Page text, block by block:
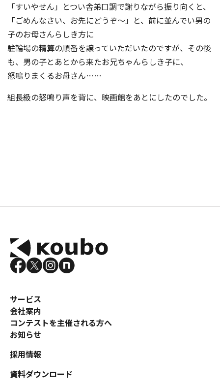
「すいやせん」とつい舎弟口調で謝りながら振り向くと、
「ごめんなさい、お先にどうぞ～」と、前に並んでい男の
子のお母さんらしき方に
駐輪場の精算の順番を譲っていただいたのですが、その後
も、男の子とあとから来たお兄ちゃんらしき子に、
怒鳴りまくるお母さん……
組長級の怒鳴り声を背に、映画館をあとにしたのでした。
サービス
会社案内
コンテストを主催される方へ
お知らせ
採用情報
資料ダウンロード